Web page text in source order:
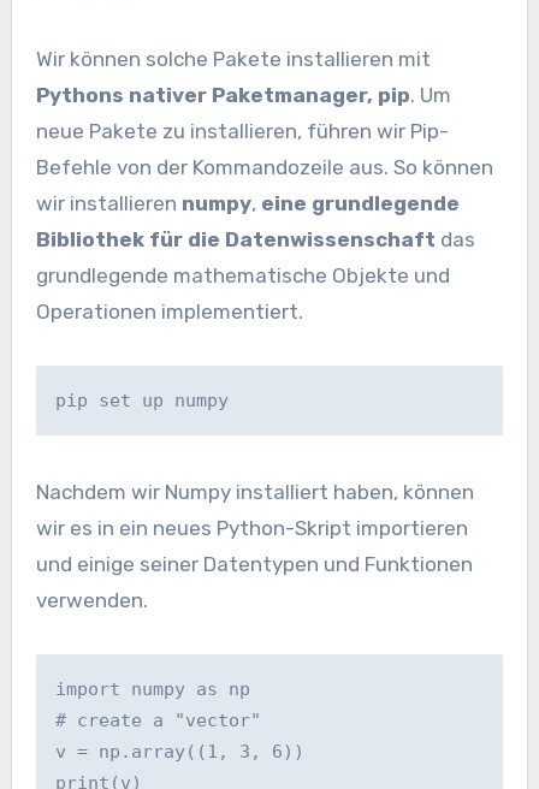
Wir können solche Pakete installieren mit
Pythons nativer Paketmanager, pip. Um
neue Pakete zu installieren, führen wir Pip-
Befehle von der Kommandozeile aus. So können
wir installieren numpy, eine grundlegende
Bibliothek für die Datenwissenschaft das
grundlegende mathematische Objekte und
Operationen implementiert.
pip set up numpy
Nachdem wir Numpy installiert haben, können
wir es in ein neues Python-Skript importieren
und einige seiner Datentypen und Funktionen
verwenden.
import numpy as np
# create a "vector"
v = np.array((1, 3, 6))
print(v)